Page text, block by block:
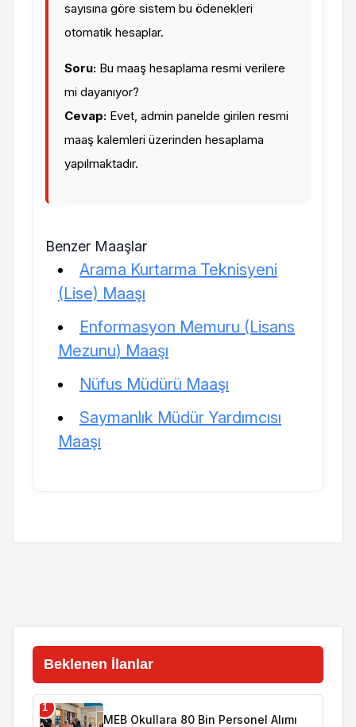
sayısına göre sistem bu ödenekleri
otomatik hesaplar.
Soru: Bu maaş hesaplama resmi verilere
mi dayanıyor?
Cevap: Evet, admin panelde girilen resmi
maaş kalemleri üzerinden hesaplama
yapılmaktadır.
Benzer Maaşlar
Arama Kurtarma Teknisyeni
(Lise) Maaşı
Enformasyon Memuru (Lisans
Mezunu) Maaşı
Nüfus Müdürü Maaşı
Saymanlık Müdür Yardımcısı
Maaşı
Beklenen İlanlar
1
MEB Okullara 80 Bin Personel Alımı